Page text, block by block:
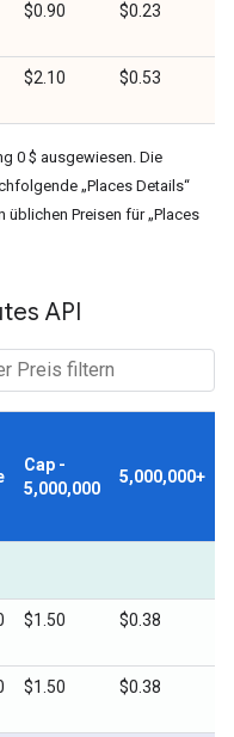
$0.90 $0.23
$2.10 $0.53
0 $ ausgewiesen. Die
„Places Details“
Preisen für „Places
API
Cap -
5,000,000
5,000,000+
$1.50 $0.38
$1.50 $0.38